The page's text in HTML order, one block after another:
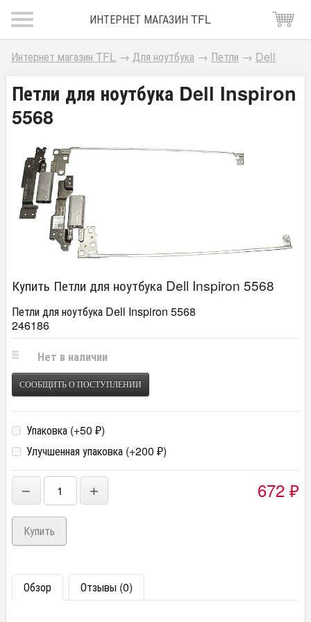
ИНТЕРНЕТ МАГАЗИН TFL
Интернет магазин TFL → Для ноутбука → Петли → Dell
Петли для ноутбука Dell Inspiron
5568
Купить Петли для ноутбука Dell Inspiron 5568
Петли для ноутбука Dell Inspiron 5568
246186
Нет в наличии
СООБЩИТЬ О ПОСТУПЛЕНИИ
Упаковка (+50 ₽)
Улучшенная упаковка (+200 ₽)
− + 672 ₽
Обзор Отзывы (0)